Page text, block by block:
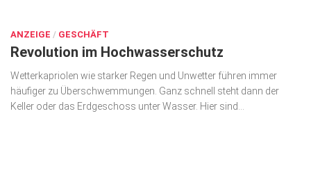
Geschäft
gesund & schön
Gesellschaft
Kunst & Kultur
ANZEIGE / GESCHÄFT
Revolution im Hochwasserschutz
Wetterkapriolen wie starker Regen und Unwetter führen immer
häufiger zu Überschwemmungen. Ganz schnell steht dann der
Keller oder das Erdgeschoss unter Wasser. Hier sind...